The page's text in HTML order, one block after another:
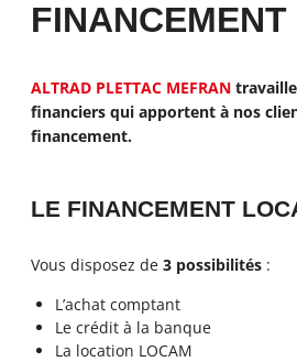
FINANCEMENT
ALTRAD PLETTAC MEFRAN
financiers qui apportent à nos
financement.
LE FINANCEMENT
Vous disposez de 3 possibilités :
L’achat comptant
Le crédit à la banque
La location LOCAM